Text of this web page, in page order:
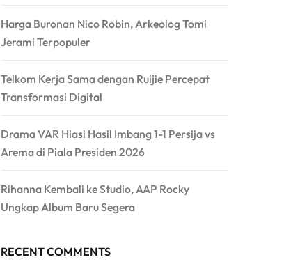
Harga Buronan Nico Robin, Arkeolog Tomi
Jerami Terpopuler
Telkom Kerja Sama dengan Ruijie Percepat
Transformasi Digital
Drama VAR Hiasi Hasil Imbang 1-1 Persija vs
Arema di Piala Presiden 2026
Rihanna Kembali ke Studio, AAP Rocky
Ungkap Album Baru Segera
RECENT COMMENTS